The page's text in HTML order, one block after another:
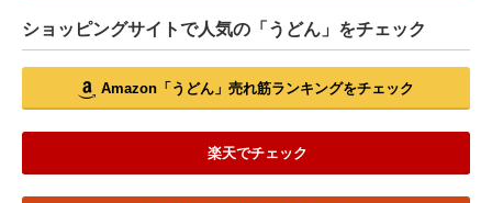
ショッピングサイトで人気の「うどん」をチェック
Amazon「うどん」売れ筋ランキングをチェック
楽天でチェック